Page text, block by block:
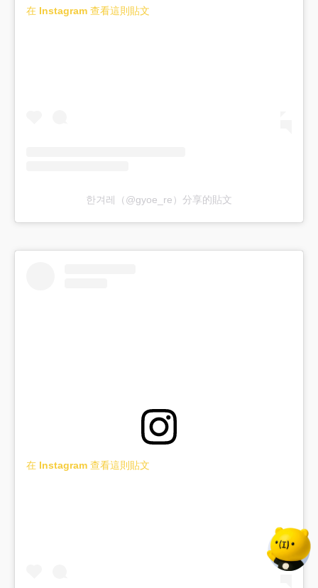
在 Instagram 查看這則貼文
한겨레（@gyoe_re）分享的貼文
在 Instagram 查看這則貼文